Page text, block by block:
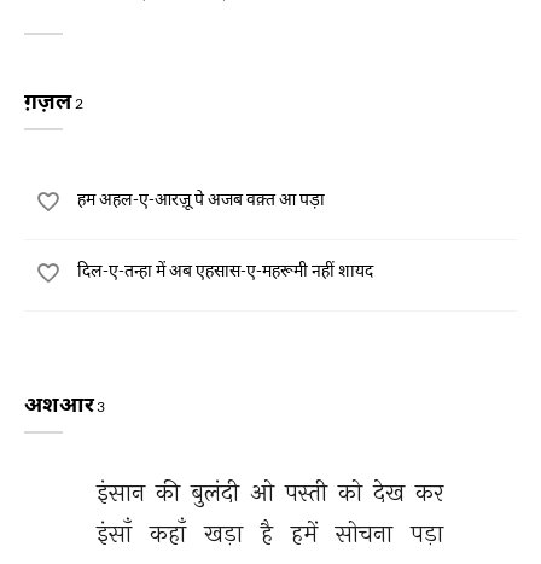
ग़ज़ल2
हम अहल-ए-आरज़ू पे अजब वक़्त आ पड़ा
दिल-ए-तन्हा में अब एहसास-ए-महरूमी नहीं शायद
अशआर3
इंसान की बुलंदी ओ पस्ती को देख कर
इंसाँ कहाँ खड़ा है हमें सोचना पड़ा